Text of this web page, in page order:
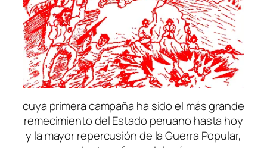
cuya primera campaña ha sido el más grande
remecimiento del Estado peruano hasta hoy
y la mayor repercusión de la Guerra Popular,